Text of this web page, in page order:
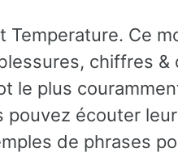
Temperature. Ce
chiffres &
le plus
pouvez écouter
de phrases